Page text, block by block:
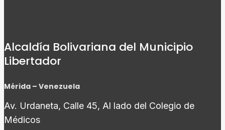
Alcaldía Bolivariana del Municipio
Libertador
Mérida – Venezuela
Av. Urdaneta, Calle 45, Al lado del Colegio de
Médicos